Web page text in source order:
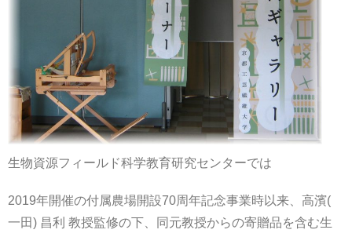
生物資源フィールド科学教育研究センターでは
2019年開催の付属農場開設70周年記念事業時以来、高濱(
一田) 昌利 教授監修の下、同元教授からの寄贈品を含む生